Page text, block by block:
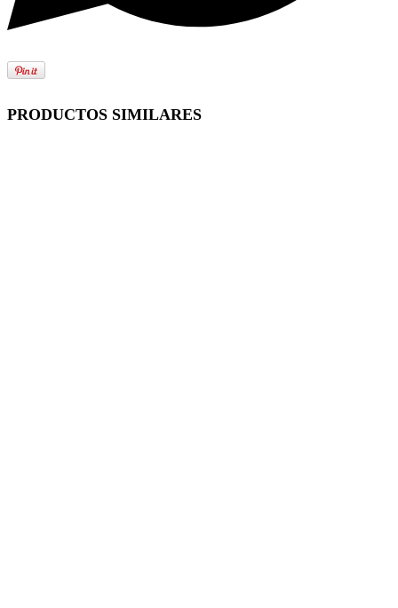
PRODUCTOS SIMILARES